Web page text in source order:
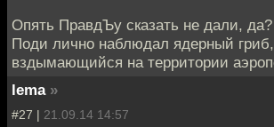
Опять ПравдЪу сказать не дали, да?
Поди лично наблюдал ядерный
вздымающийся на территории
lema »
#27 | 21.09.14 14:57